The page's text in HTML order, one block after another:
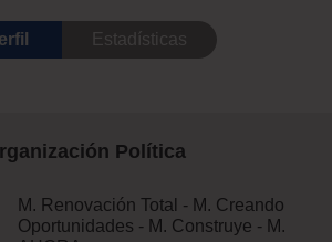
Estadísticas
Política
M. Renovación Total - M. Creando
Oportunidades - M. Construye - M.